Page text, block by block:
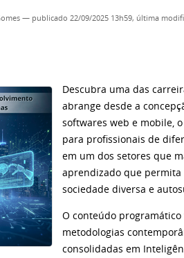
— publicado 22/09/2025 13h59, última
Descubra uma das
abrange desde a
softwares web e mobile,
para profissionais de
em um dos setores que
aprendizado que
sociedade diversa e
O conteúdo
metodologias
consolidadas em